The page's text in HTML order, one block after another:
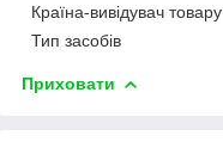
Країна-вивідувач товару
Тип засобів
Приховати